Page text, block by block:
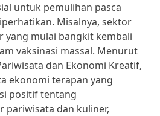
untuk pemulihan pasca
Misalnya, sektor
yang mulai bangkit kembali
vaksinasi massal. Menurut
dan Ekonomi Kreatif,
ekonomi terapan yang
positif tentang
pariwisata dan kuliner,